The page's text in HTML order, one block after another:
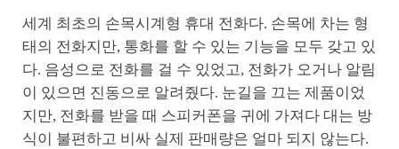
세계 최초의 손목시계형 휴대 전화다. 손목에 차는 형
태의 전화지만, 통화를 할 수 있는 기능을 모두 갖고 있
다. 음성으로 전화를 걸 수 있었고, 전화가 오거나 알림
이 있으면 진동으로 알려줬다. 눈길을 끄는 제품이었
지만, 전화를 받을 때 스피커폰을 귀에 가져다 대는 방
식이 불편하고 비싸 실제 판매량은 얼마 되지 않는다.